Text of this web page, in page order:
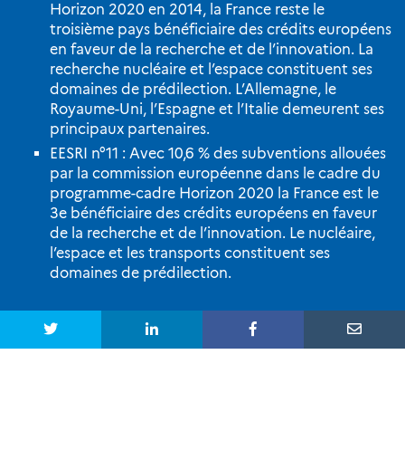
Horizon 2020 en 2014, la France reste le
troisième pays bénéficiaire des crédits européens
en faveur de la recherche et de l’innovation. La
recherche nucléaire et l’espace constituent ses
domaines de prédilection. L’Allemagne, le
Royaume-Uni, l’Espagne et l’Italie demeurent ses
principaux partenaires.
EESRI n°11 : Avec 10,6 % des subventions allouées
par la commission européenne dans le cadre du
programme-cadre Horizon 2020 la France est le
3e bénéficiaire des crédits européens en faveur
de la recherche et de l’innovation. Le nucléaire,
l’espace et les transports constituent ses
domaines de prédilection.